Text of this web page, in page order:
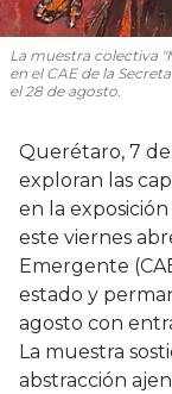
La muestra colectiva
en el CAE de la
el 28 de agosto.
Querétaro, 7
exploran las
en la
este viernes
Emergente
estado y
agosto con
La muestra
abstracción